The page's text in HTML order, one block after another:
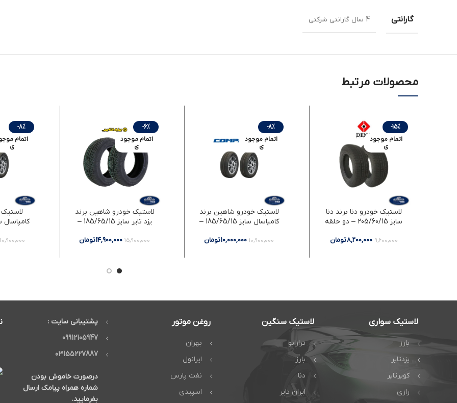
گارانتی 4 سال گارانتی شرکتی
محصولات مرتبط
-15%
اتمام موجود
ی
لاستیک خودرو دنا برند دنا
سایز 205/60/15 – دو حلقه
9,600,000
8,200,000تومان
-8%
اتمام موجود
ی
لاستیک خودرو شاهین برند
کامپاسال سایز 185/65/15 –
10,900,000
10,000,000تومان
-6%
اتمام موجود
ی
لاستیک خودرو شاهین برند
یزد تایر سایز 185/65/15 –
15,900,000
14,900,000تومان
-8%
اتمام
ی
لاستیک
10,900,000
لاستیک سواری
بارز
یزدتایر
کویرتایر
رازی
لاستیک سنگین
ترازانو
بارز
دنا
ایران تایر
روغن موتور
بهران
ایرانول
نفت پارس
اسپیدی
پشتیبانی سایت :
09912105947
03155227887
درصورت خاموش بودن
شماره همراه پیامک ارسال
بفرمایید.